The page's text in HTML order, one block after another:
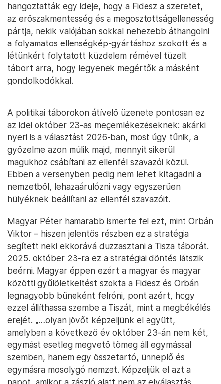
hangoztatták egy ideje, hogy a Fidesz a szeretet,
az erőszakmentesség és a megosztottságellenesség
pártja, nekik valójában sokkal nehezebb áthangolni
a folyamatos ellenségkép-gyártáshoz szokott és a
létünkért folytatott küzdelem rémével tüzelt
tábort arra, hogy legyenek megértők a másként
gondolkodókkal.
A politikai táborokon átívelő üzenete pontosan ez
az idei október 23-as megemlékezéseknek: akárki
nyeri is a választást 2026-ban, most úgy tűnik, a
győzelme azon múlik majd, mennyit sikerül
magukhoz csábítani az ellenfél szavazói közül.
Ebben a versenyben pedig nem lehet kitagadni a
nemzetből, lehazaárulózni vagy egyszerűen
hülyéknek beállítani az ellenfél szavazóit.
Magyar Péter hamarabb ismerte fel ezt, mint Orbán
Viktor – hiszen jelentős részben ez a stratégia
segített neki ekkorává duzzasztani a Tisza táborát.
2025. október 23-ra ez a stratégiai döntés látszik
beérni. Magyar éppen ezért a magyar és magyar
közötti gyűlöletkeltést szokta a Fidesz és Orbán
legnagyobb bűneként felróni, pont azért, hogy
ezzel állíthassa szembe a Tiszát, mint a megbékélés
erejét. „…olyan jövőt képzeljünk el együtt,
amelyben a következő év október 23-án nem két,
egymást esetleg megvető tömeg áll egymással
szemben, hanem egy összetartó, ünneplő és
egymásra mosolygó nemzet. Képzeljük el azt a
napot, amikor a zászló alatt nem az elválasztás,